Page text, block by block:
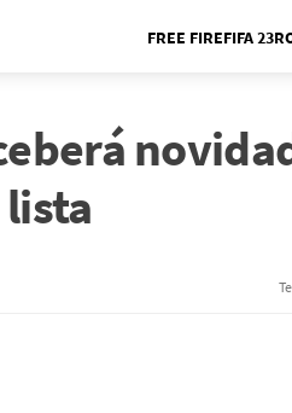
FREE FIREFIFA 23